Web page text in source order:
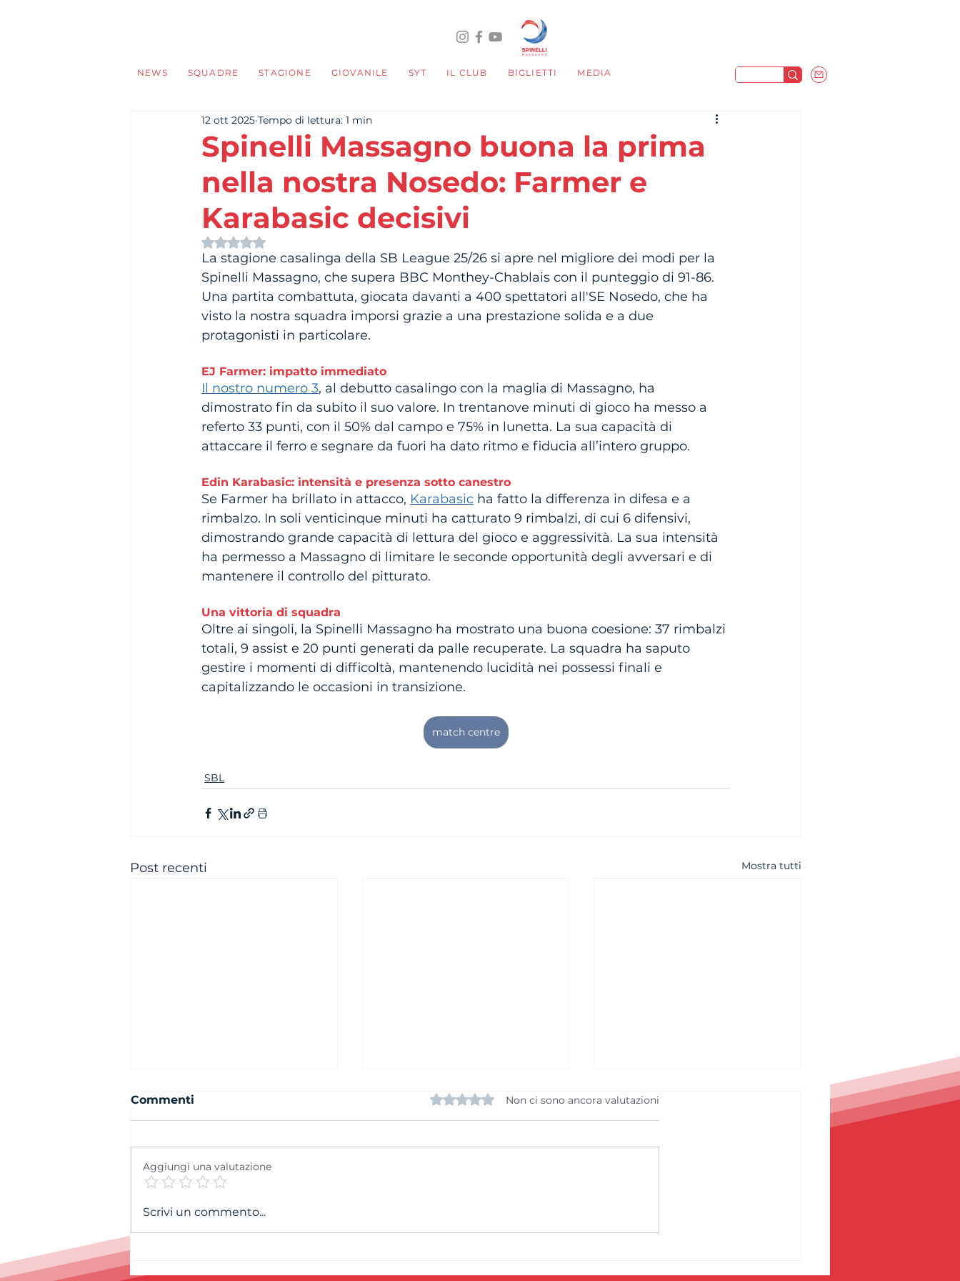
NEWS SQUADRE STAGIONE GIOVANILE SYT IL CLUB BIGLIETTI MEDIA
Spinelli Massagno buona la prima
nella nostra Nosedo: Farmer e
Karabasic decisivi
12 ott 2025 Tempo di lettura: 1 min
Valutazione NaN stelle su 5.
La stagione casalinga della SB League 25/26 si apre nel migliore dei modi per la
Spinelli Massagno, che supera BBC Monthey-Chablais con il punteggio di 91-86.
Una partita combattuta, giocata davanti a 400 spettatori all'SE Nosedo, che ha
visto la nostra squadra imporsi grazie a una prestazione solida e a due
protagonisti in particolare.
EJ Farmer: impatto immediato
Il nostro numero 3, al debutto casalingo con la maglia di Massagno, ha
dimostrato fin da subito il suo valore. In trentanove minuti di gioco ha messo a
referto 33 punti, con il 50% dal campo e 75% in lunetta. La sua capacità di
attaccare il ferro e segnare da fuori ha dato ritmo e fiducia all’intero gruppo.
Edin Karabasic: intensità e presenza sotto canestro
Se Farmer ha brillato in attacco, Karabasic ha fatto la differenza in difesa e a
rimbalzo. In soli venticinque minuti ha catturato 9 rimbalzi, di cui 6 difensivi,
dimostrando grande capacità di lettura del gioco e aggressività. La sua intensità
ha permesso a Massagno di limitare le seconde opportunità degli avversari e di
mantenere il controllo del pitturato.
Una vittoria di squadra
Oltre ai singoli, la Spinelli Massagno ha mostrato una buona coesione: 37 rimbalzi
totali, 9 assist e 20 punti generati da palle recuperate. La squadra ha saputo
gestire i momenti di difficoltà, mantenendo lucidità nei possessi finali e
capitalizzando le occasioni in transizione.
match centre
SBL
Post recenti Mostra tutti
Cordoglio per la
2026/2027
Commenti Valutazione 0 stelle su 5.
Non ci sono ancora valutazioni
Aggiungi una valutazione
Scrivi un commento...